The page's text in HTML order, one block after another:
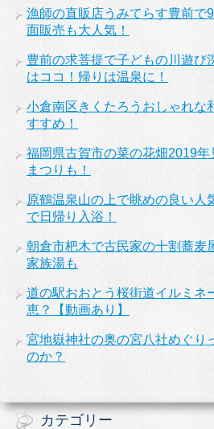
漁師の直販店うみてらす豊前で
面販売も大人気！
豊前の求菩提で子どもの川遊び
はココ！帰りは温泉に！
小倉南区きくたろうおしゃれな
すすめ！
福岡県古賀市の菜の花畑2019
まつりも！
原鶴温泉山の上で眺めの良い人
で日帰り入浴！
朝倉市杷木で古民家の十割蕎麦
家族湯も
道の駅おおとう桜街道イルミネ
恵？【動画あり】
宮地嶽神社の奥の宮八社めぐり
のか？
カテゴリー